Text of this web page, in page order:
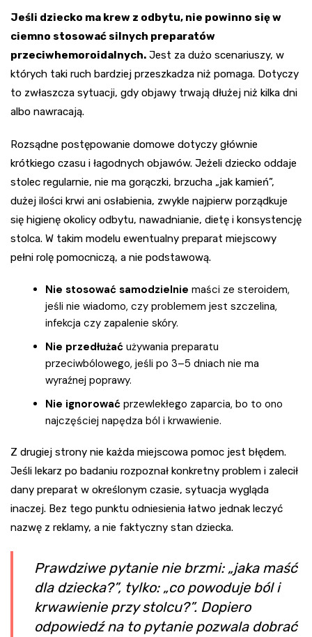
Jeśli dziecko ma krew z odbytu, nie powinno się w
ciemno stosować silnych preparatów
przeciwhemoroidalnych. Jest za dużo scenariuszy, w
których taki ruch bardziej przeszkadza niż pomaga. Dotyczy
to zwłaszcza sytuacji, gdy objawy trwają dłużej niż kilka dni
albo nawracają.
Rozsądne postępowanie domowe dotyczy głównie
krótkiego czasu i łagodnych objawów. Jeżeli dziecko oddaje
stolec regularnie, nie ma gorączki, brzucha „jak kamień”,
dużej ilości krwi ani osłabienia, zwykle najpierw porządkuje
się higienę okolicy odbytu, nawadnianie, dietę i konsystencję
stolca. W takim modelu ewentualny preparat miejscowy
pełni rolę pomocniczą, a nie podstawową.
Nie stosować samodzielnie maści ze steroidem,
jeśli nie wiadomo, czy problemem jest szczelina,
infekcja czy zapalenie skóry.
Nie przedłużać używania preparatu
przeciwbólowego, jeśli po 3–5 dniach nie ma
wyraźnej poprawy.
Nie ignorować przewlekłego zaparcia, bo to ono
najczęściej napędza ból i krwawienie.
Z drugiej strony nie każda miejscowa pomoc jest błędem.
Jeśli lekarz po badaniu rozpoznał konkretny problem i zalecił
dany preparat w określonym czasie, sytuacja wygląda
inaczej. Bez tego punktu odniesienia łatwo jednak leczyć
nazwę z reklamy, a nie faktyczny stan dziecka.
Prawdziwe pytanie nie brzmi: „jaka maść
dla dziecka?”, tylko: „co powoduje ból i
krwawienie przy stolcu?”. Dopiero
odpowiedź na to pytanie pozwala dobrać